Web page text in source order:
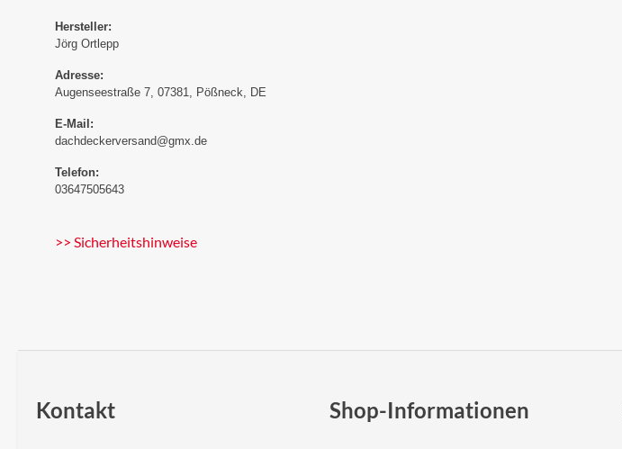
Hersteller:
Jörg Ortlepp
Adresse:
Augenseestraße 7, 07381, Pößneck, DE
E-Mail:
dachdeckerversand@gmx.de
Telefon:
03647505643
>> Sicherheitshinweise
Kontakt Shop-Informationen